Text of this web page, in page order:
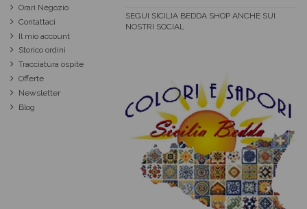
Orari Negozio
Contattaci
Il mio account
Storico ordini
Tracciatura ospite
Offerte
Newsletter
Blog
SEGUI SICILIA BEDDA SHOP ANCHE SUI
NOSTRI SOCIAL